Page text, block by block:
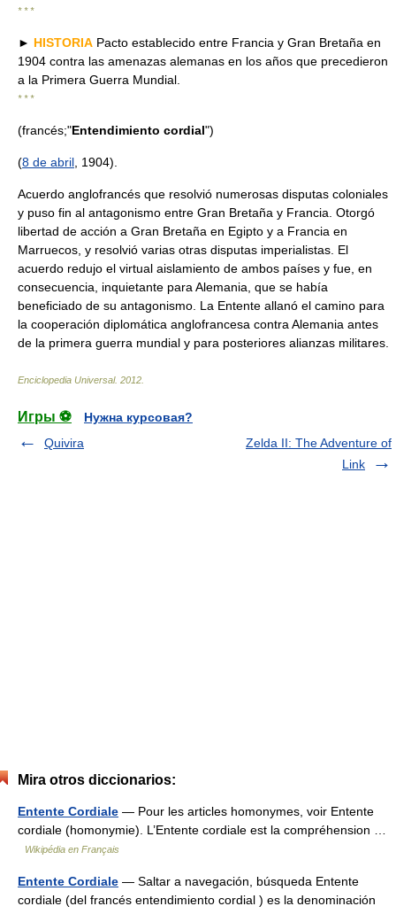
* * *
► HISTORIA Pacto establecido entre Francia y Gran Bretaña en
1904 contra las amenazas alemanas en los años que precedieron
a la Primera Guerra Mundial.
* * *
(francés;"Entendimiento cordial")
(8 de abril , 1904).
Acuerdo anglofrancés que resolvió numerosas disputas coloniales
y puso fin al antagonismo entre Gran Bretaña y Francia. Otorgó
libertad de acción a Gran Bretaña en Egipto y a Francia en
Marruecos, y resolvió varias otras disputas imperialistas. El
acuerdo redujo el virtual aislamiento de ambos países y fue, en
consecuencia, inquietante para Alemania, que se había
beneficiado de su antagonismo. La Entente allanó el camino para
la cooperación diplomática anglofrancesa contra Alemania antes
de la primera guerra mundial y para posteriores alianzas militares.
Enciclopedia Universal. 2012
Игры ⚽
Нужна курсовая?
Quivira
Zelda II: The Adventure of
Link
Mira otros diccionarios:
Entente Cordiale — Pour les articles homonymes, voir Entente
cordiale (homonymie). L’Entente cordiale est la compréhension …
Wikipédia en Français
Entente Cordiale — Saltar a navegación, búsqueda Entente
cordiale (del francés entendimiento cordial ) es la denominación